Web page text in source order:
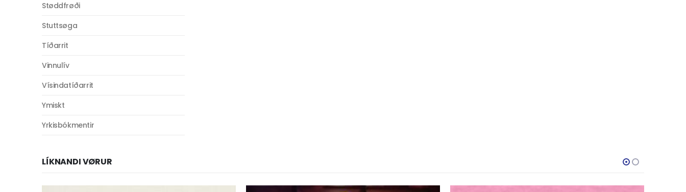
Støddfrøði
Stuttsøga
Tíðarrit
Vinnulív
Vísindatíðarrit
Ymiskt
Yrkisbókmentir
LÍKNANDI VØRUR